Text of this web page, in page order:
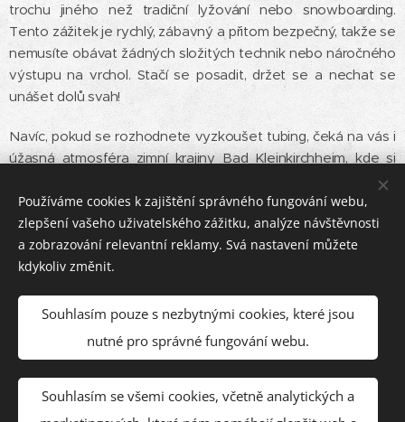
trochu jiného než tradiční lyžování nebo snowboarding.
Tento zážitek je rychlý, zábavný a přitom bezpečný, takže se
nemusíte obávat žádných složitých technik nebo náročného
výstupu na vrchol. Stačí se posadit, držet se a nechat se
unášet dolů svah!
Navíc, pokud se rozhodnete vyzkoušet tubing, čeká na vás i
úžasná atmosféra zimní krajiny Bad Kleinkirchheim, kde si
užijete krásný výhled na zasněžené hory a lesy. Ať už
přijedete s rodinou, přáteli, nebo jen tak na výlet, sněhový
tubing je zábava, která vám zaručeně vykouzlí úsměv na
tváři!
vzrušení s sněhovým tubingem v Bad Kleinkirchheim!
© Appartement Marek | 2023-26
Používáme cookies k zajištění správného fungování webu,
zlepšení vašeho uživatelského zážitku, analýze návštěvnosti
a zobrazování relevantní reklamy. Svá nastavení můžete
kdykoliv změnit.
Souhlasím pouze s nezbytnými cookies, které jsou
nutné pro správné fungování webu.
Souhlasím se všemi cookies, včetně analytických a